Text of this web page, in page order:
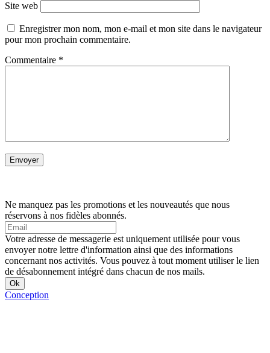
Site web
Enregistrer mon nom, mon e-mail et mon site dans le navigateur
pour mon prochain commentaire.
Commentaire *
Ne manquez pas les promotions et les nouveautés que nous
réservons à nos fidèles abonnés.
Votre adresse de messagerie est uniquement utilisée pour vous
envoyer notre lettre d'information ainsi que des informations
concernant nos activités. Vous pouvez à tout moment utiliser le lien
de désabonnement intégré dans chacun de nos mails.
Conception